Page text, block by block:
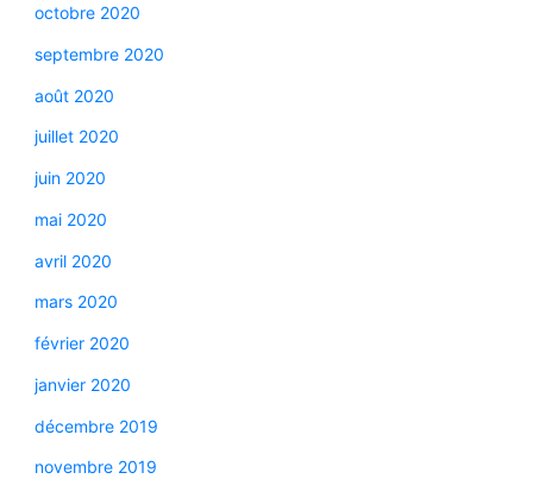
octobre 2020
septembre 2020
août 2020
juillet 2020
juin 2020
mai 2020
avril 2020
mars 2020
février 2020
janvier 2020
décembre 2019
novembre 2019